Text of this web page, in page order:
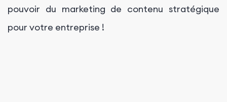
pouvoir du marketing de contenu stratégique
pour votre entreprise !